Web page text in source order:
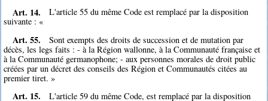
Art. 14.
L'article 55 du même Code est remplacé par la disposition
suivante : «
Art. 55.
Sont exempts des droits de succession et de mutation par
décès, les legs faits : - à la Région wallonne, à la Communauté française et
à la Communauté germanophone; - aux personnes morales de droit public
créées par un décret des conseils des Région et Communautés citées au
premier tiret. »
Art. 15.
L'article 59 du même Code, est remplacé par la disposition